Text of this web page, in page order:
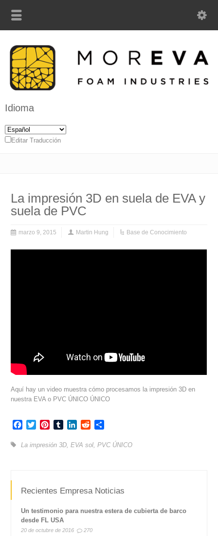
Idioma
Editar Traducción
La impresión 3D en suela de EVA y
suela de PVC
marzo 9, 2015 Martin Hung Base de Conocimiento
Aquí hay un video muestra cómo procesamos la impresión 3D en
nuestra EVA o PVC ÚNICO ÚNICO
Facebook
TwitterPinterestTumblrLinkedInReddit
La impresión 3D,EVA sol,PVC ÚNICO
Recientes Empresa Noticias
Un testimonio para nuestra estera de cubierta de barco
desde FL USA
20 de octubre de 2016 270